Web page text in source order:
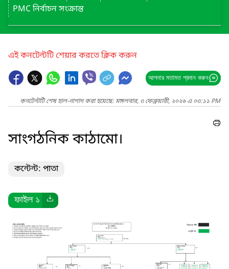
PMC নির্বাচন সংক্রান্ত
এই কনটেন্টটি শেয়ার করতে ক্লিক করুন
আপনার মতামত প্রদান করুন
কনটেন্টটি শেষ হাল-নাগাদ করা হয়েছে: মঙ্গলবার, ৩ ফেব্রুয়ারী, ২০২৬ এ ০৩:১১ PM
সাংগঠনিক কাঠামো।
কন্টেন্ট: পাতা
ফাইল ১